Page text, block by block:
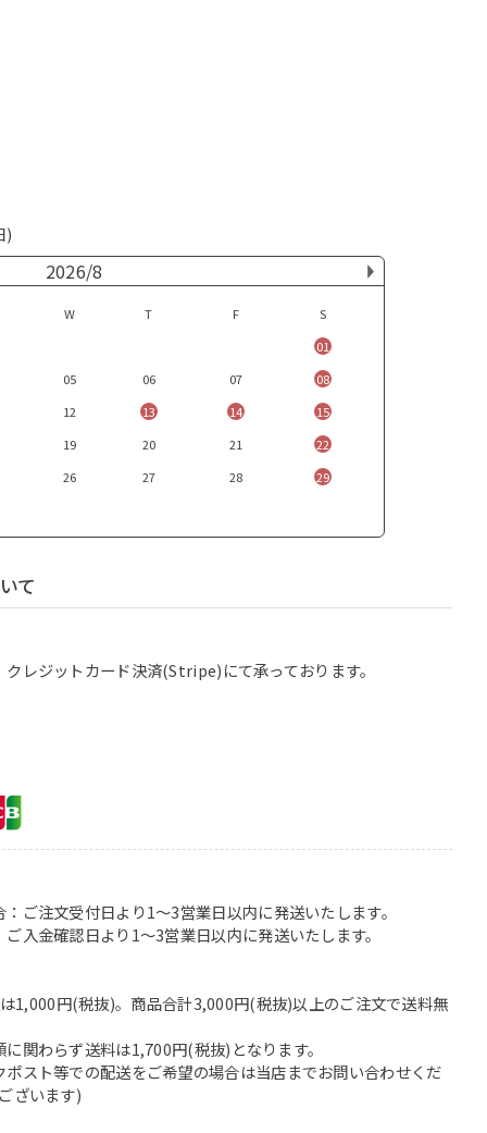
)
2026/8
W T F
S
01
05 06 07
08
12 13 14
15
19 20 21
22
26 27 28
29
て
レジットカード決済(Stripe)にて承っております。
ご注文受付日より1〜3営業日以内に発送いたします。
入金確認日より1〜3営業日以内に発送いたします。
1,000円(税抜)。商品合計3,000円(税抜)以上のご注文で送料無
関わらず送料は1,700円(税抜)となります。
スト等での配送をご希望の場合は当店までお問い合わせくだ
ざいます)